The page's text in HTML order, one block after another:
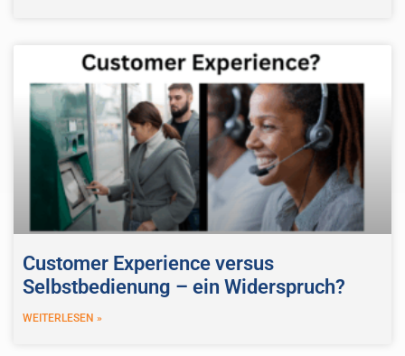
Customer Experience versus
Selbstbedienung – ein Widerspruch?
WEITERLESEN »